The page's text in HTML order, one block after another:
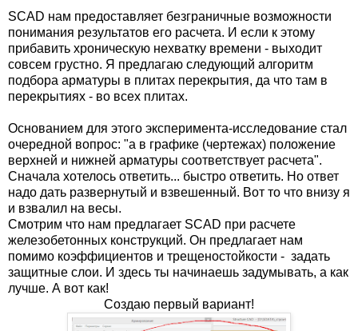
SCAD нам предоставляет безграничные возможности
понимания результатов его расчета. И если к этому
прибавить хроническую нехватку времени - выходит
совсем грустно. Я предлагаю следующий алгоритм
подбора арматуры в плитах перекрытия, да что там в
перекрытиях - во всех плитах.
Основанием для этого эксперимента-исследование стал
очередной вопрос: "а в графике (чертежах) положение
верхней и нижней арматуры соответствует расчета".
Сначала хотелось ответить... быстро ответить. Но ответ
надо дать развернутый и взвешенный. Вот то что внизу я
и взвалил на весы.
Смотрим что нам предлагает SCAD при расчете
железобетонных конструкций. Он предлагает нам
помимо коэффициентов и трещеностойкости - задать
защитные слои. И здесь ты начинаешь задумывать, а как
лучше. А вот как!
Создаю первый вариант!